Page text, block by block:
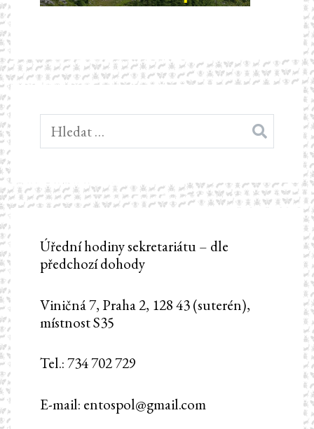
Vyhledávání
Úřední hodiny sekretariátu – dle
předchozí dohody
Viničná 7, Praha 2, 128 43 (suterén),
místnost S35
Tel.: 734 702 729
E-mail: entospol@gmail.com